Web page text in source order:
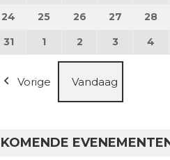
24 24 augustus 2026
25 25 augustus 2026
26 26 augustus
27 27 28
3131 augustus 2026
1 1 september 2026
2 2 september
3 3 4 4
Vorige Vandaag
KOMENDE